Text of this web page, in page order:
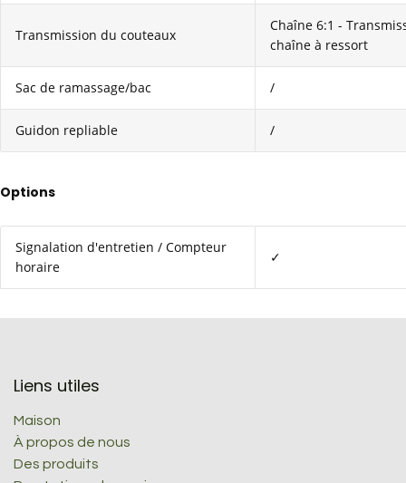
Transmission du couteaux
Chaîne 6:1 -
chaîne à ressort
Sac de ramassage/bac /
Guidon repliable /
Options
Signalation d'entretien / Compteur
horaire
✓
Liens utiles
Maison
À propos de nous
Des produits